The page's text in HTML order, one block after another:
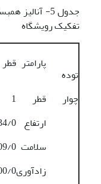
جدول 5-
تفکیک رویشگاه
توده
پارامتر قطر
چوار
قطر 1
ارتفاع 0
سلامت 0-
زادآوری0